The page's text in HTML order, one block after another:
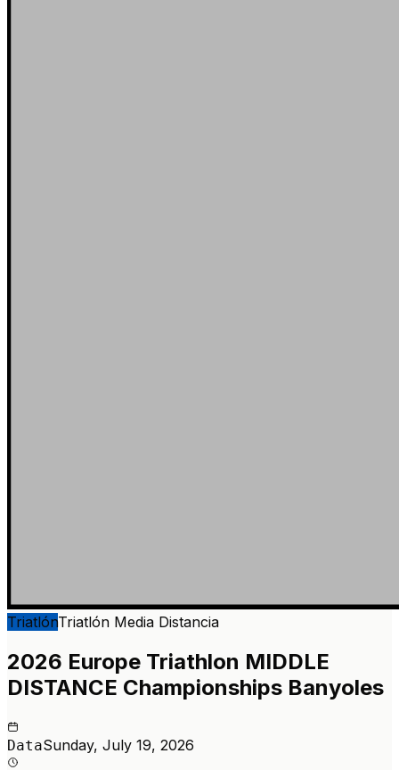
TriatlónTriatlón Media Distancia
2026 Europe Triathlon MIDDLE
DISTANCE Championships Banyoles
DataSunday, July 19, 2026